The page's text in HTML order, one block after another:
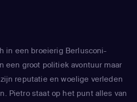
in een broeierig Berlusconi-
een groot politiek avontuur maar
reputatie en woelige verleden
Pietro staat op het punt alles van